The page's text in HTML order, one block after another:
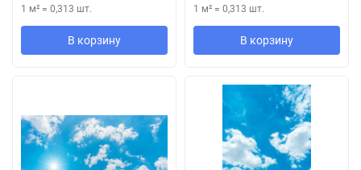
1 м² = 0,313 шт.
В корзину
1 м² = 0,313 шт.
В корзину